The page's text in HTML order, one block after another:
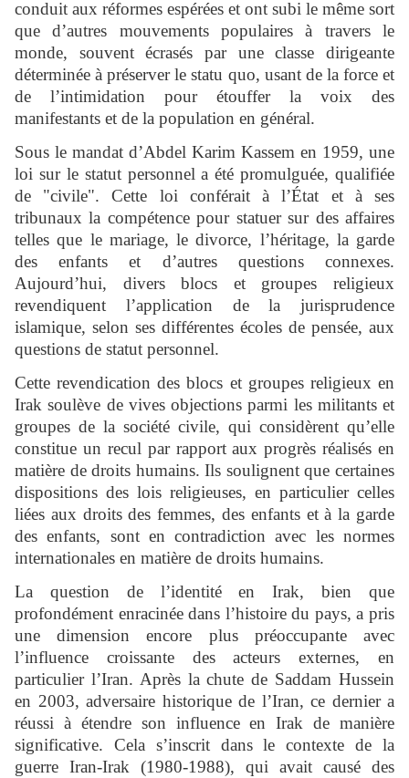
conduit aux réformes espérées et ont subi le même sort
que d’autres mouvements populaires à travers le
monde, souvent écrasés par une classe dirigeante
déterminée à préserver le statu quo, usant de la force et
de l’intimidation pour étouffer la voix des
manifestants et de la population en général.
Sous le mandat d’Abdel Karim Kassem en 1959, une
loi sur le statut personnel a été promulguée, qualifiée
de "civile". Cette loi conférait à l’État et à ses
tribunaux la compétence pour statuer sur des affaires
telles que le mariage, le divorce, l’héritage, la garde
des enfants et d’autres questions connexes.
Aujourd’hui, divers blocs et groupes religieux
revendiquent l’application de la jurisprudence
islamique, selon ses différentes écoles de pensée, aux
questions de statut personnel.
Cette revendication des blocs et groupes religieux en
Irak soulève de vives objections parmi les militants et
groupes de la société civile, qui considèrent qu’elle
constitue un recul par rapport aux progrès réalisés en
matière de droits humains. Ils soulignent que certaines
dispositions des lois religieuses, en particulier celles
liées aux droits des femmes, des enfants et à la garde
des enfants, sont en contradiction avec les normes
internationales en matière de droits humains.
La question de l’identité en Irak, bien que
profondément enracinée dans l’histoire du pays, a pris
une dimension encore plus préoccupante avec
l’influence croissante des acteurs externes, en
particulier l’Iran. Après la chute de Saddam Hussein
en 2003, adversaire historique de l’Iran, ce dernier a
réussi à étendre son influence en Irak de manière
significative. Cela s’inscrit dans le contexte de la
guerre Iran-Irak (1980-1988), qui avait causé des